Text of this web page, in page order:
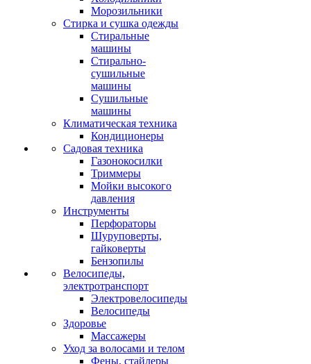
Морозильники
Стирка и сушка одежды
Стиральные
машины
Стирально-
сушильные
машины
Сушильные
машины
Климатическая техника
Кондиционеры
Садовая техника
Газонокосилки
Триммеры
Мойки высокого
давления
Инструменты
Перфораторы
Шуруповерты,
гайковерты
Бензопилы
Велосипеды,
электротранспорт
Электровелосипеды
Велосипеды
Здоровье
Массажеры
Уход за волосами и телом
Фены, стайлеры